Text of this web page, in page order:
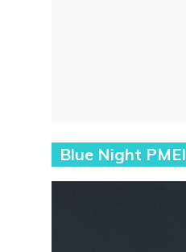
Blue Night PMEI